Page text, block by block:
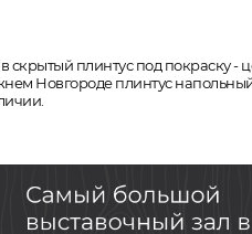
плинтус под покраску -
Новгороде плинтус